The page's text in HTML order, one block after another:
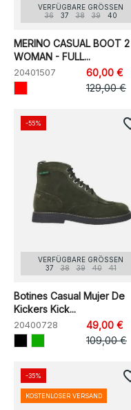
VERFÜGBARE GRÖSSEN
36
37 38 39 40
MERINO CASUAL BOOT
WOMAN - FULL...
20401507
60,00 €
129,00 €
VERFÜGBARE GRÖSSEN
37
38 39 40 41
Botines Casual Mujer De
Kickers Kick...
20400728
49,00 €
109,00 €
-55%
-35%
KOSTENLOSER VERSAND